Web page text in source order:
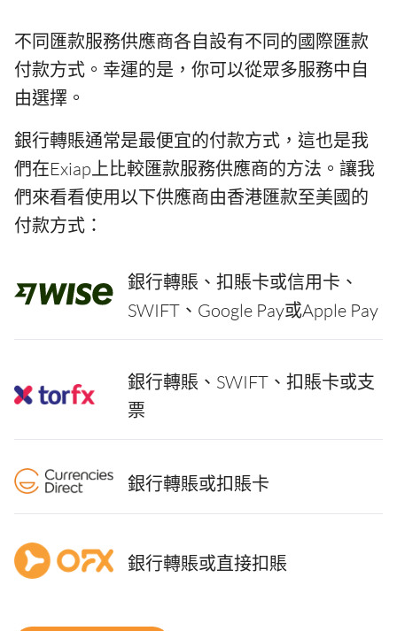
不同匯款服務供應商各自設有不同的國際匯款
付款方式。幸運的是，你可以從眾多服務中自
由選擇。
銀行轉賬通常是最便宜的付款方式，這也是我
們在Exiap上比較匯款服務供應商的方法。讓我
們來看看使用以下供應商由香港匯款至美國的
付款方式：
銀行轉賬、扣賬卡或信用卡、
SWIFT、Google Pay或Apple Pay
銀行轉賬、SWIFT、扣賬卡或支
票
銀行轉賬或扣賬卡
銀行轉賬或直接扣賬